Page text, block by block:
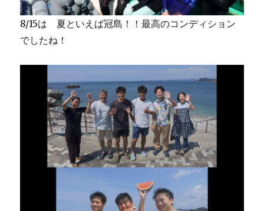
8/15は 夏といえば冠島！！最高のコンディション
でしたね！